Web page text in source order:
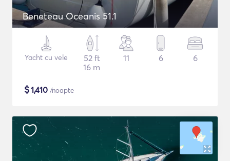
Beneteau Oceanis 51.1
Yacht cu vele
52 ft
16 m
11 6 6
$1,410 /noapte